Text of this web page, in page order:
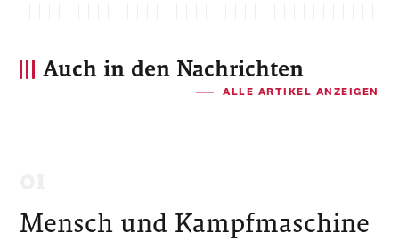
Auch in den Nachrichten
ALLE ARTIKEL ANZEIGEN
Mensch und Kampfmaschine